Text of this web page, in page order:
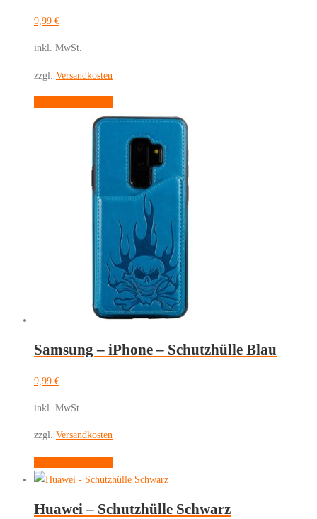
9,99 €
inkl. MwSt.
zzgl. Versandkosten
Produkt
weist
mehrere
Varianten
auf.
Die
Optionen
können
auf
der
Produktseite
gewählt
werden
Samsung – iPhone – Schutzhülle Blau
9,99 €
inkl. MwSt.
zzgl. Versandkosten
Produkt
mehrere
Huawei – Schutzhülle Schwarz